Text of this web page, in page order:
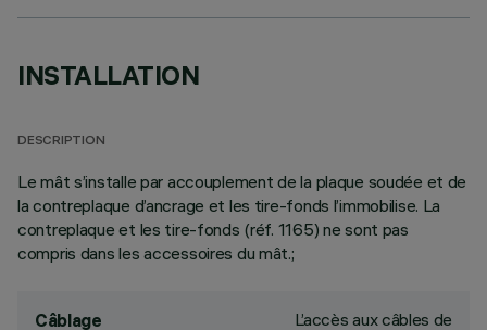
INSTALLATION
DESCRIPTION
Le mât s’installe par accouplement de la plaque soudée et de
la contreplaque d’ancrage et les tire-fonds l’immobilise. La
contreplaque et les tire-fonds (réf. 1165) ne sont pas
compris dans les accessoires du mât.;
Câblage
L’accès aux câbles de